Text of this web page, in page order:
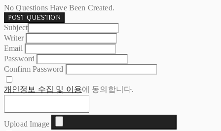
No Questions Have Been Created.
POST QUESTION
Subject
Writer
Email
Password
Confirm Password
개인정보 수집 및 이용에 동의합니다.
Upload Image